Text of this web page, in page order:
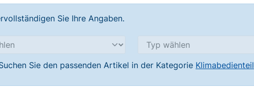
Sie Ihre Angaben.
Sie den passenden Artikel in der Kategorie Klimabedienteil